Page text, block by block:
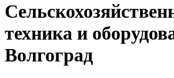
техника и
Волгоград